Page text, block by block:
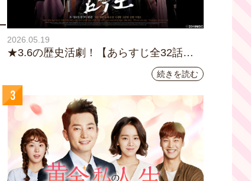
2026.05.19
★3.6の歴史活劇！【あらすじ全32話イ
ッキ読み】韓国ドラマ『鉄の王 キム・
スロ』｜テレビ大阪5月20日(水)あさ8時
00分スタート【TVer配信あり】
続きを読む
3